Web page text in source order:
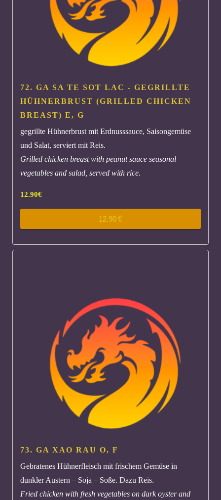
72. GA SA TE SOT LAC - GEGRILLTE
HÜHNERBRUST (GRILLED CHICKEN
BREAST) E, G
gegrillte Hühnerbrust mit Erdnusssauce, Saisongemüse
und Salat, serviert mit Reis.
Grilled chicken breast with peanut sauce seasonal
vegetables and salad, served with rice.
12.90€
12.90€
73. GA XAO RAU O, F
Gebratenes Hühnerfleisch mit frischem Gemüse in
dunkler Austern – Soja – Soße. Dazu Reis.
Fried chicken with fresh vegetables on dark oyster and